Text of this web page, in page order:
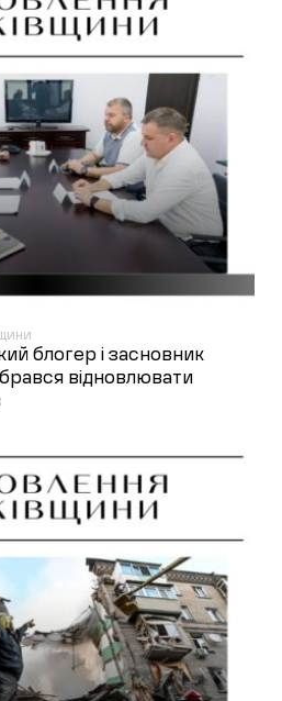
блогер і засновник
відновлювати